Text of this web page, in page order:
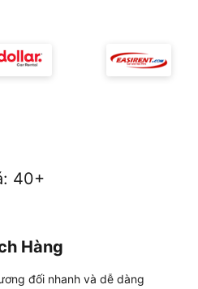
: 40+
Hàng
đối nhanh và dễ dàng